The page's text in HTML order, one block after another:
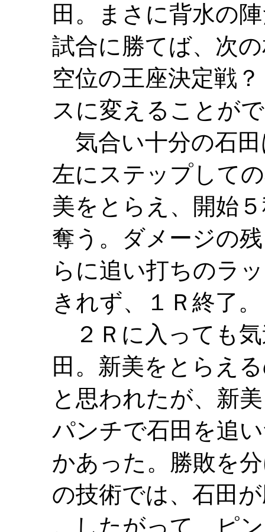
田。まさに背水の
試合に勝てば、次
空位の王座決定戦
スに変えることが
気合い十分の石
左にステップして
美をとらえ、開始
奪う。ダメージの
らに追い打ちのラ
きれず、１Ｒ終了。
２Ｒに入っても気
田。新美をとらえ
と思われたが、新
パンチで石田を追
かあった。勝敗を
の技術では、石田
。したがって、ピ